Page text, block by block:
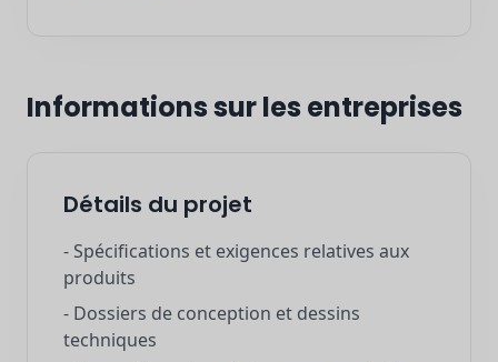
Informations sur les entreprises
Détails du projet
- Spécifications et exigences relatives aux
produits
- Dossiers de conception et dessins
techniques